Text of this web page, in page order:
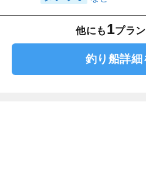
他にも 1プラ
釣り船詳細